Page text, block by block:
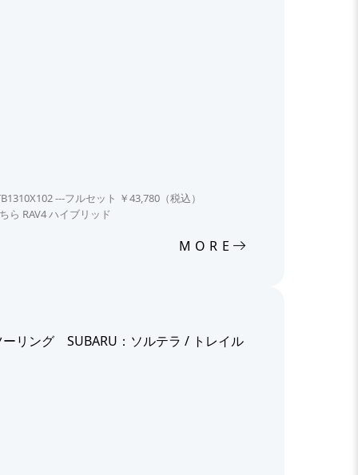
---フルセット ￥43,780（税込）
ら RAV4 ハイブリッド
MORE
ーリング SUBARU：ソルテラ / トレイル